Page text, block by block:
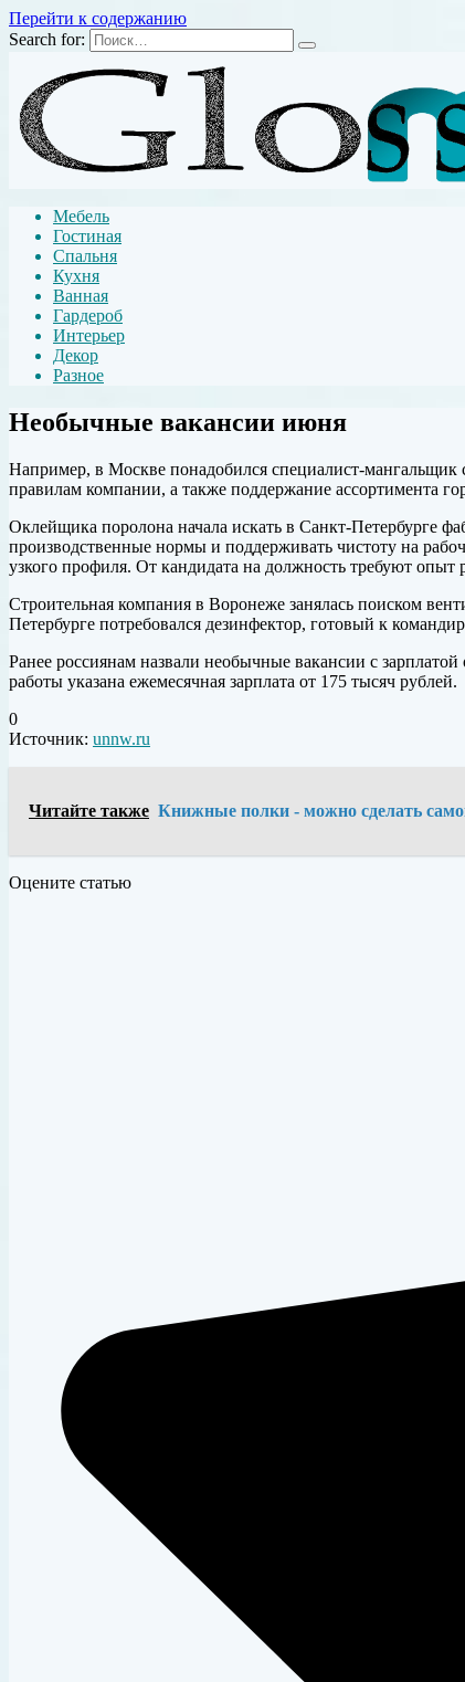
Перейти к содержанию
Search for:
Мебель
Гостиная
Спальня
Кухня
Ванная
Гардероб
Интерьер
Декор
Разное
Необычные вакансии июня
Например, в Москве понадобился специалист-мангальщик
правилам компании, а также поддержание ассортимента
Оклейщика поролона начала искать в Санкт-Петербурге
производственные нормы и поддерживать чистоту на
узкого профиля. От кандидата на должность требуют опыт
Строительная компания в Воронеже занялась поиском
Петербурге потребовался дезинфектор, готовый к
Ранее россиянам назвали необычные вакансии с
работы указана ежемесячная зарплата от 175 тысяч рублей.
0
Источник: unnw.ru
Читайте также Книжные полки - можно сделать
Оцените статью